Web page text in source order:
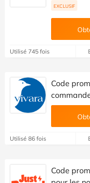
EXCLUSIF
Utilisé 745 fois
Code
Utilisé 86 fois
Code